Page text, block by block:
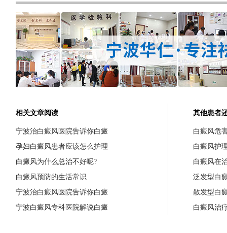
相关文章阅读
宁波治白癜风医院告诉你白癜
孕妇白癜风患者应该怎么护理
白癜风为什么总治不好呢?
白癜风预防的生活常识
宁波治白癜风医院告诉你白癜
宁波白癜风专科医院解说白癜
其他患者
白癜风危
白癜风护
白癜风在
泛发型白
散发型白
白癜风治